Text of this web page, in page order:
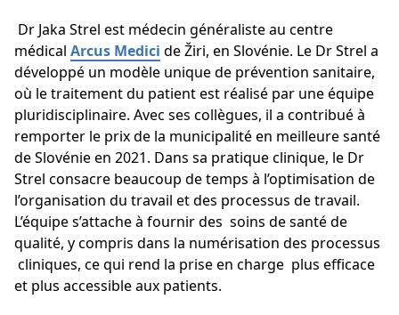
Dr Jaka Strel est médecin généraliste au centre
médical Arcus Medici de Žiri, en Slovénie. Le Dr Strel a
développé un modèle unique de prévention sanitaire,
où le traitement du patient est réalisé par une équipe
pluridisciplinaire. Avec ses collègues, il a contribué à
remporter le prix de la municipalité en meilleure santé
de Slovénie en 2021. Dans sa pratique clinique, le Dr
Strel consacre beaucoup de temps à l’optimisation de
l’organisation du travail et des processus de travail.
L’équipe s’attache à fournir des soins de santé de
qualité, y compris dans la numérisation des processus
cliniques, ce qui rend la prise en charge plus efficace
et plus accessible aux patients.